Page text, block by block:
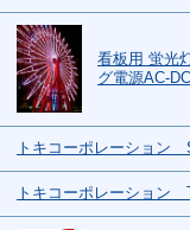
看板用 蛍光
グ電源AC-
トキコーポレーション
トキコーポレーション